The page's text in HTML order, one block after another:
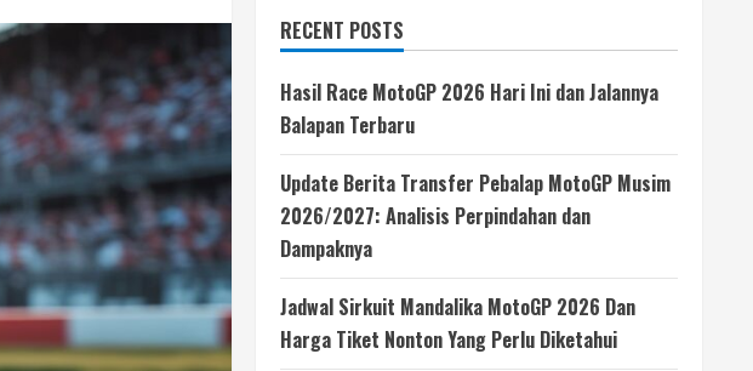
RECENT POSTS
Hasil Race MotoGP 2026 Hari Ini dan Jalannya
Balapan Terbaru
Update Berita Transfer Pebalap MotoGP Musim
2026/2027: Analisis Perpindahan dan
Dampaknya
Jadwal Sirkuit Mandalika MotoGP 2026 Dan
Harga Tiket Nonton Yang Perlu Diketahui